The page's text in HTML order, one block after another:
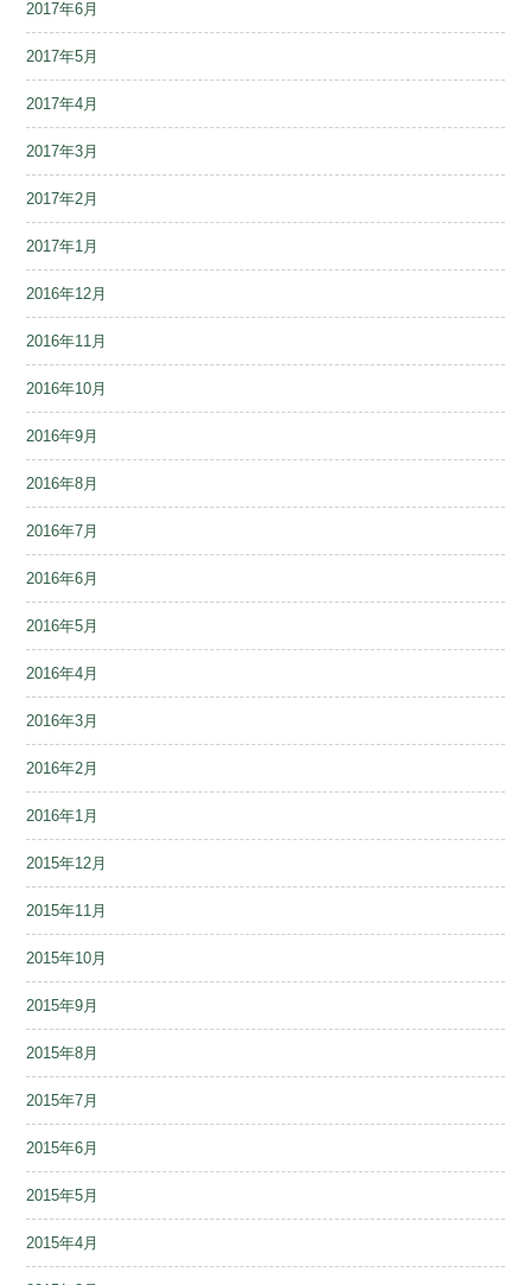
2017年6月
2017年5月
2017年4月
2017年3月
2017年2月
2017年1月
2016年12月
2016年11月
2016年10月
2016年9月
2016年8月
2016年7月
2016年6月
2016年5月
2016年4月
2016年3月
2016年2月
2016年1月
2015年12月
2015年11月
2015年10月
2015年9月
2015年8月
2015年7月
2015年6月
2015年5月
2015年4月